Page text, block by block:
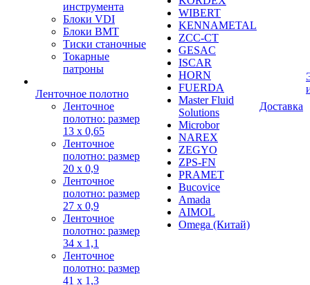
инструмента
Блоки VDI
Блоки BMT
Тиски станочные
Токарные
патроны
Ленточное полотно
Ленточное
полотно: размер
13 х 0,65
Ленточное
полотно: размер
20 х 0,9
Ленточное
полотно: размер
27 х 0,9
Ленточное
полотно: размер
34 х 1,1
Ленточное
полотно: размер
41 х 1,3
WIBERT
KENNAMETAL
ZCC-CT
GESAC
ISCAR
HORN
FUERDA
Master Fluid
Solutions
Microbor
NAREX
ZEGYO
ZPS-FN
PRAMET
Bucovice
Amada
AIMOL
Omega (Китай)
Доставка